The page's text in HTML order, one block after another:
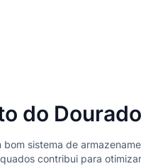
do
sistema de
contribui para